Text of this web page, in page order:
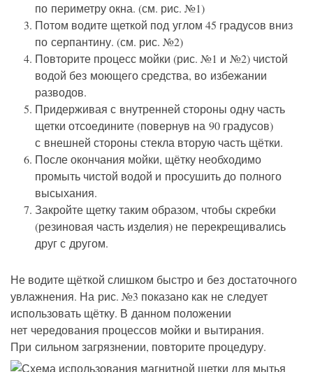
по периметру окна. (см. рис. №1)
Потом водите щеткой под углом 45 градусов вниз
по серпантину. (см. рис. №2)
Повторите процесс мойки (рис. №1 и №2) чистой
водой без моющего средства, во избежании
разводов.
Придерживая с внутренней стороны одну часть
щетки отсоедините (повернув на 90 градусов)
с внешней стороны стекла вторую часть щётки.
После окончания мойки, щётку необходимо
промыть чистой водой и просушить до полного
высыхания.
Закройте щетку таким образом, чтобы скребки
(резиновая часть изделия) не перекрещивались
друг с другом.
Не водите щёткой слишком быстро и без достаточного
увлажнения. На рис. №3 показано как не следует
использовать щётку. В данном положении
нет чередования процессов мойки и вытирания.
При сильном загрязнении, повторите процедуру.